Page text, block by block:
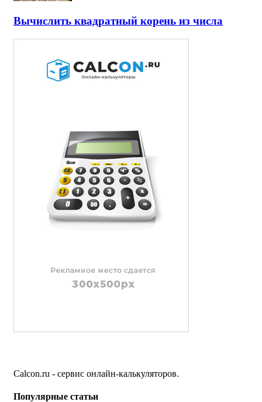
Вычислить квадратный корень из числа
Calcon.ru - сервис онлайн-калькуляторов.
Популярные статьи